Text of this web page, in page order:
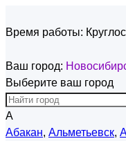
Время работы:
Ваш город:
Выберите ваш город
А
Абакан, Альметьевск,